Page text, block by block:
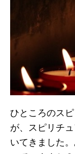
ひところのス
が、スピリチ
いてきました